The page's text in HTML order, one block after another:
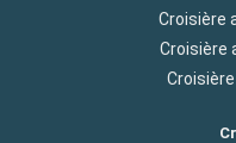
Croisière
Croisière